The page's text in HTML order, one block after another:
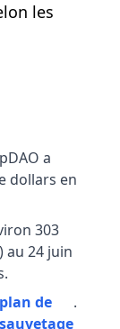
les
a
dollars en
303
au 24 juin
plan de
sauvetage
.